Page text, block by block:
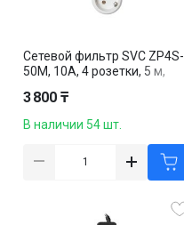
Сетевой фильтр SVC ZP4S-
50M, 10А, 4 розетки, 5 м,
3 800 ₸
В наличии 54 шт.